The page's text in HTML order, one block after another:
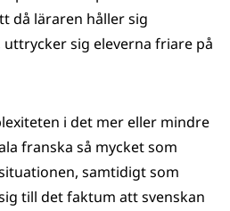
då läraren håller sig
sig eleverna friare på
i det mer eller mindre
franska så mycket som
samtidigt som
till det faktum att svenskan